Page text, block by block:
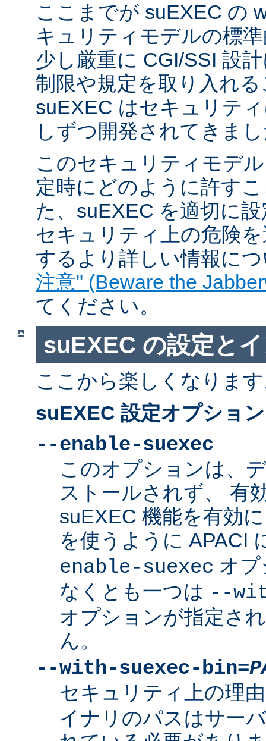
ここまでが suEXEC の
キュリティモデルの標
少し厳重に CGI/SSI 設
制限や規定を取り入れ
suEXEC はセキュリテ
しずつ開発されてきま
このセキュリティモデ
定時にどのように許す
た、suEXEC を適切に
セキュリティ上の危険
するより詳しい情報に
注意" (Beware the
てください。
suEXEC の設定と
ここから楽しくなりま
suEXEC 設定オプション
--enable-suexec
このオプションは、
ストールされず、 有
suEXEC 機能を有効
を使うように APACI
enable-suexec オ
なくとも一つは --
オプションが指定さ
ん。
--with-suexec-bin=
セキュリティ上の理
イナリのパスはサー